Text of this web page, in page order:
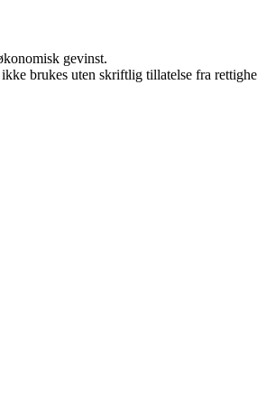
gevinst.
brukes uten skriftlig tillatelse fra